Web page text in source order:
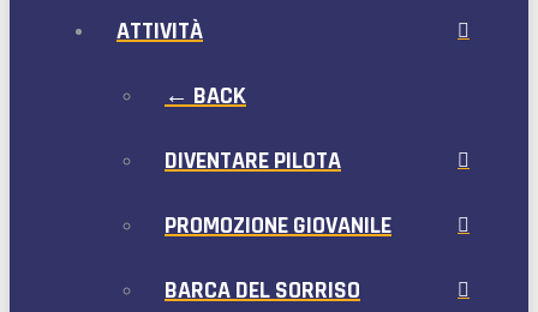
ATTIVITÀ
← BACK
DIVENTARE PILOTA
PROMOZIONE GIOVANILE
BARCA DEL SORRISO